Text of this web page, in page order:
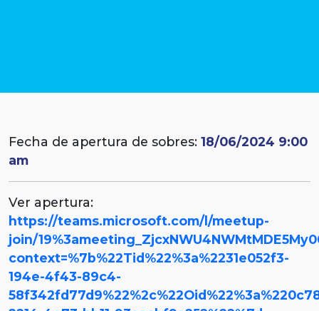
Fecha de apertura de sobres: 18/06/2024 9:00
am
Ver apertura:
https://teams.microsoft.com/l/meetup-
join/
context=%7b%22Tid%22%3a%2231e052f3-
194e-4f43-89c4-